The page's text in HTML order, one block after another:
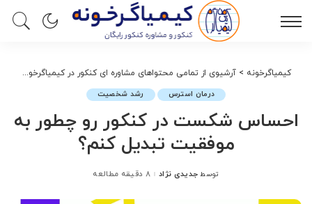
کیمیاگرخونه > آرشیوی از تمامی محتواهای مشاوره ای کنکور در کیمیاگرخونه
درمان استرس رشد شخصیت
احساس شکست در کنکور رو چطور به
موفقیت تبدیل کنم؟
ارسال
توسط جدیدی نژاد 8 دقیقه مطالعه